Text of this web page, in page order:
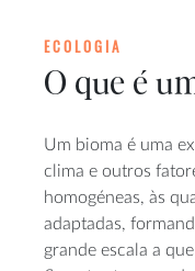
ECOLOGIA
O que é
Um bioma é uma
clima e outros
homogéneas, às
adaptadas,
grande escala a